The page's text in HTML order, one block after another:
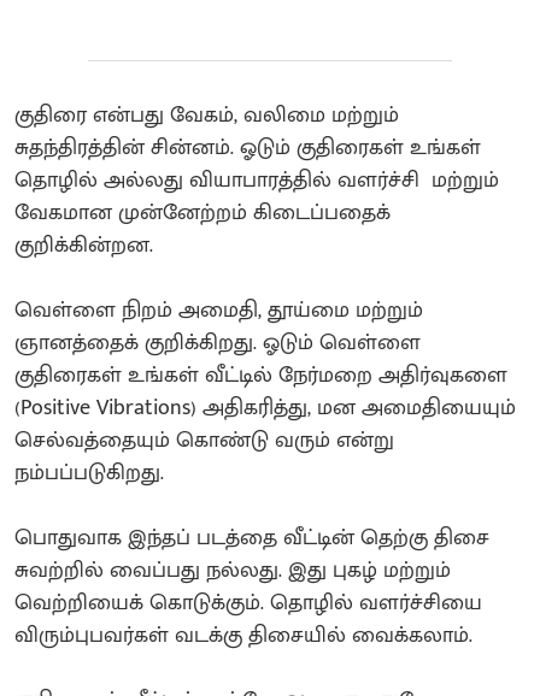
குதிரை என்பது வேகம், வலிமை மற்றும்
சுதந்திரத்தின் சின்னம். ஓடும் குதிரைகள் உங்கள்
தொழில் அல்லது வியாபாரத்தில் வளர்ச்சி மற்றும்
வேகமான முன்னேற்றம் கிடைப்பதைக்
குறிக்கின்றன.
​வெள்ளை நிறம் அமைதி, தூய்மை மற்றும்
ஞானத்தைக் குறிக்கிறது. ஓடும் வெள்ளை
குதிரைகள் உங்கள் வீட்டில் நேர்மறை அதிர்வுகளை
(Positive Vibrations) அதிகரித்து, மன அமைதியையும்
செல்வத்தையும் கொண்டு வரும் என்று
நம்பப்படுகிறது.
பொதுவாக இந்தப் படத்தை வீட்டின் தெற்கு திசை
சுவற்றில் வைப்பது நல்லது. இது புகழ் மற்றும்
வெற்றியைக் கொடுக்கும். தொழில் வளர்ச்சியை
விரும்புபவர்கள் வடக்கு திசையில் வைக்கலாம்.